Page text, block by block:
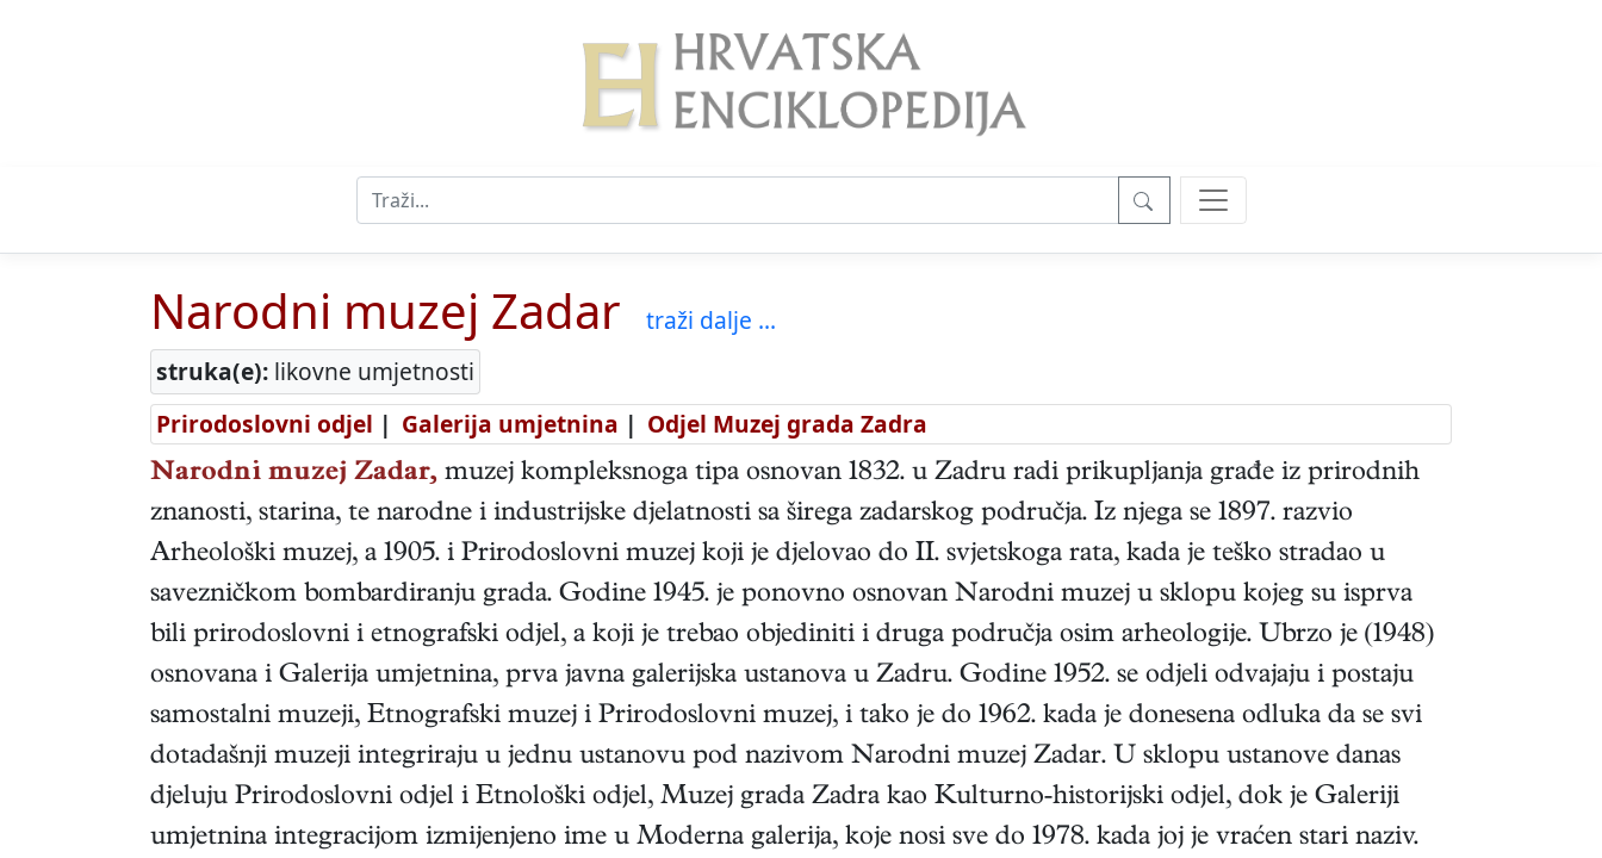
Narodni muzej Zadar
traži dalje ...
struka(e): likovne umjetnosti
Prirodoslovni odjel | Galerija umjetnina | Odjel Muzej grada Zadra
Narodni muzej Zadar, muzej kompleksnoga tipa osnovan 1832. u Zadru radi prikupljanja građe iz prirodnih
znanosti, starina, te narodne i industrijske djelatnosti sa širega zadarskog područja. Iz njega se 1897. razvio
Arheološki muzej, a 1905. i Prirodoslovni muzej koji je djelovao do II. svjetskoga rata, kada je teško stradao u
savezničkom bombardiranju grada. Godine 1945. je ponovno osnovan Narodni muzej u sklopu kojeg su isprva
bili prirodoslovni i etnografski odjel, a koji je trebao objediniti i druga područja osim arheologije. Ubrzo je (1948)
osnovana i Galerija umjetnina, prva javna galerijska ustanova u Zadru. Godine 1952. se odjeli odvajaju i postaju
samostalni muzeji, Etnografski muzej i Prirodoslovni muzej, i tako je do 1962. kada je donesena odluka da se svi
dotadašnji muzeji integriraju u jednu ustanovu pod nazivom Narodni muzej Zadar. U sklopu ustanove danas
djeluju Prirodoslovni odjel i Etnološki odjel, Muzej grada Zadra kao Kulturno-historijski odjel, dok je Galeriji
umjetnina integracijom izmijenjeno ime u Moderna galerija, koje nosi sve do 1978. kada joj je vraćen stari naziv.